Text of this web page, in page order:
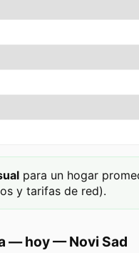
para un hogar
y tarifas de red).
— hoy—Novi Sad